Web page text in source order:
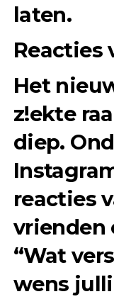
laten.
Reacties
Het
z!ekte
diep.
reacties
vrienden
“Wat
wens